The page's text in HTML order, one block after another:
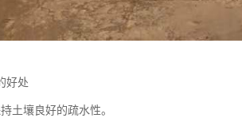
好处
土壤良好的疏水性。